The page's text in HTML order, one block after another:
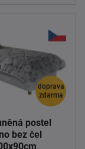
doprava
zdarma
postel
bez čel